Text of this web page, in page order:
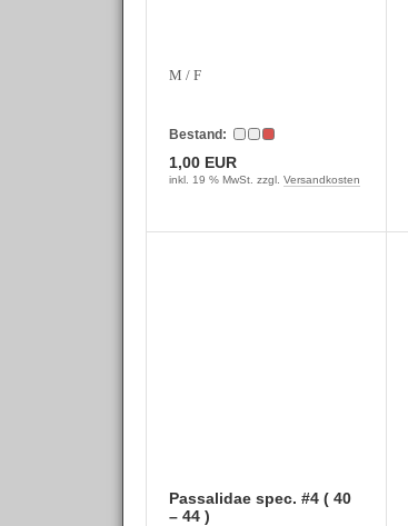
M / F
Bestand:
1,00 EUR
inkl. 19 % MwSt. zzgl. Versandkosten
Passalidae spec. #4 ( 40
– 44 )